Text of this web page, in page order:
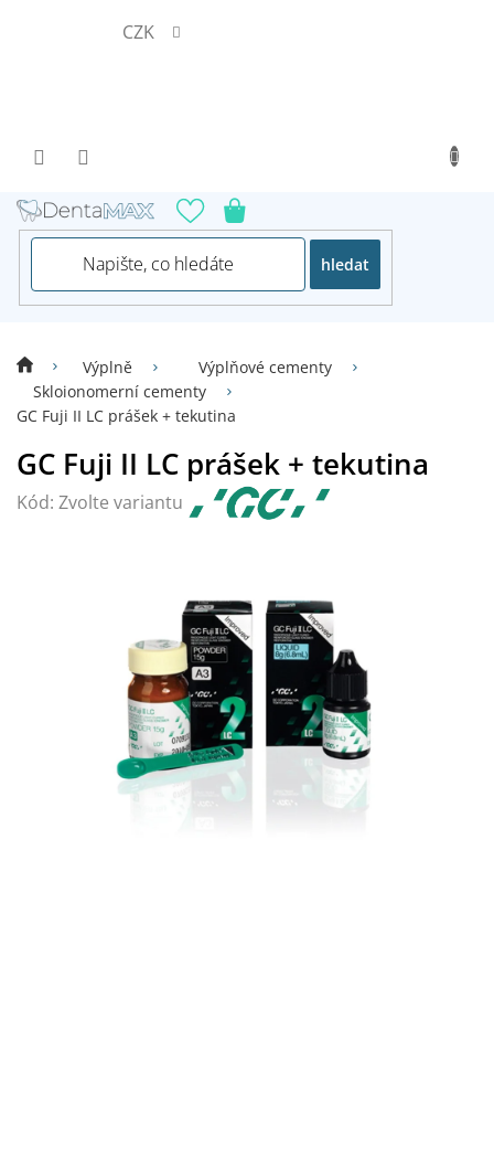
CZK
hledat
Výplně
Výplňové cementy
Skloionomerní cementy
GC Fuji II LC prášek + tekutina
GC Fuji II LC prášek + tekutina
Kód: Zvolte variantu